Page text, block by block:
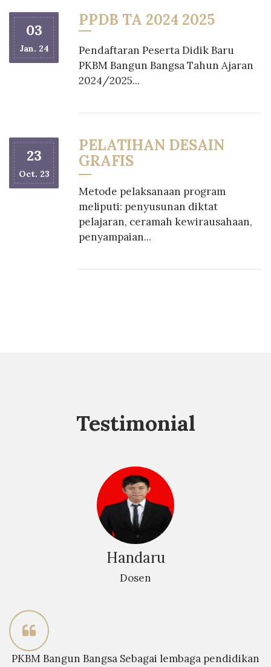
03
Jan. 24
PPDB TA 2024 2025
Pendaftaran Peserta Didik Baru
PKBM Bangun Bangsa Tahun Ajaran
2024/2025...
23
Oct. 23
PELATIHAN DESAIN
GRAFIS
Metode pelaksanaan program
meliputi: penyusunan diktat
pelajaran, ceramah kewirausahaan,
penyampaian...
Testimonial
Handaru
Dosen
PKBM Bangun Bangsa Sebagai lembaga pendidikan